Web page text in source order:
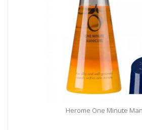
Herome One Minute